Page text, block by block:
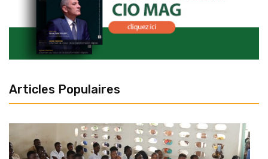
Articles Populaires